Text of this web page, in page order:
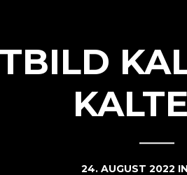
24. AUGUST 2022 IN